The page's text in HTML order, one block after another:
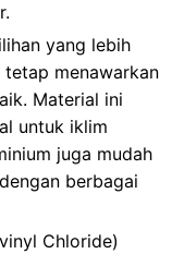
yang lebih
menawarkan
Material ini
untuk iklim
juga mudah
berbagai
Chloride)